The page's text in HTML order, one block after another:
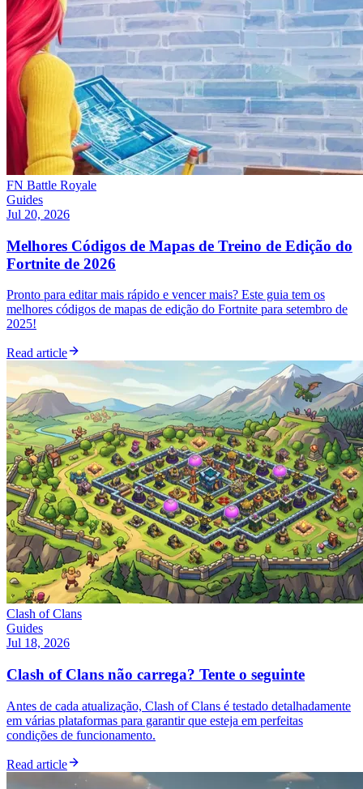
FN Battle Royale
Guides
Jul 20, 2026
Melhores Códigos de Mapas de Treino de Edição do
Fortnite de 2026
Pronto para editar mais rápido e vencer mais? Este guia tem os
melhores códigos de mapas de edição do Fortnite para setembro de
2025!
Read article
Clash of Clans
Guides
Jul 18, 2026
Clash of Clans não carrega? Tente o seguinte
Antes de cada atualização, Clash of Clans é testado detalhadamente
em várias plataformas para garantir que esteja em perfeitas
condições de funcionamento.
Read article